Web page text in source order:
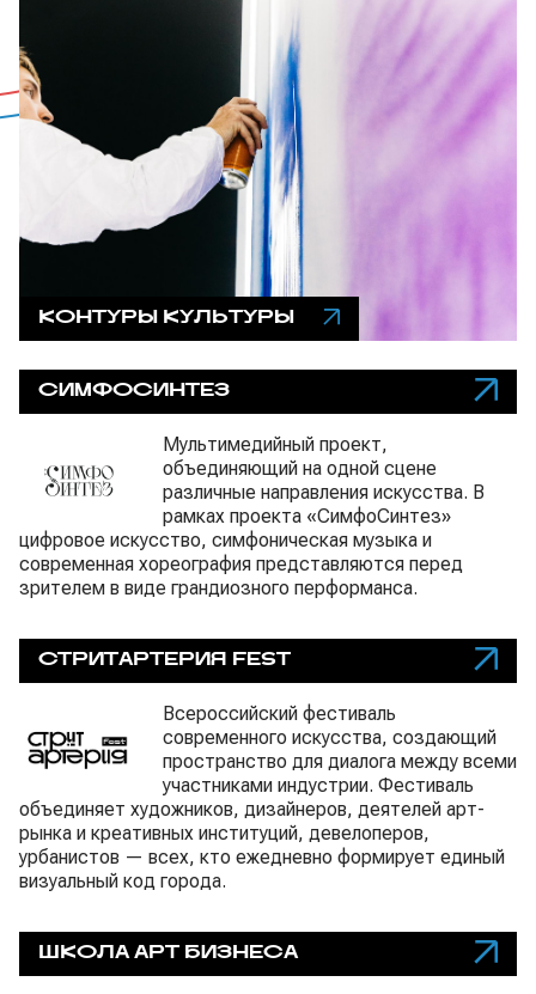
КОНТУРЫ КУЛЬТУРЫ
СИМФОСИНТЕЗ
Мультимедийный проект,
объединяющий на одной сцене
различные направления искусства. В
рамках проекта «СимфоСинтез»
цифровое искусство, симфоническая музыка и
современная хореография представляются перед
зрителем в виде грандиозного перформанса.
СТРИТАРТЕРИЯ FEST
Всероссийский фестиваль
современного искусства, создающий
пространство для диалога между всеми
участниками индустрии. Фестиваль
объединяет художников, дизайнеров, деятелей арт-
рынка и креативных институций, девелоперов,
урбанистов — всех, кто ежедневно формирует единый
визуальный код города.
ШКОЛА АРТ БИЗНЕСА